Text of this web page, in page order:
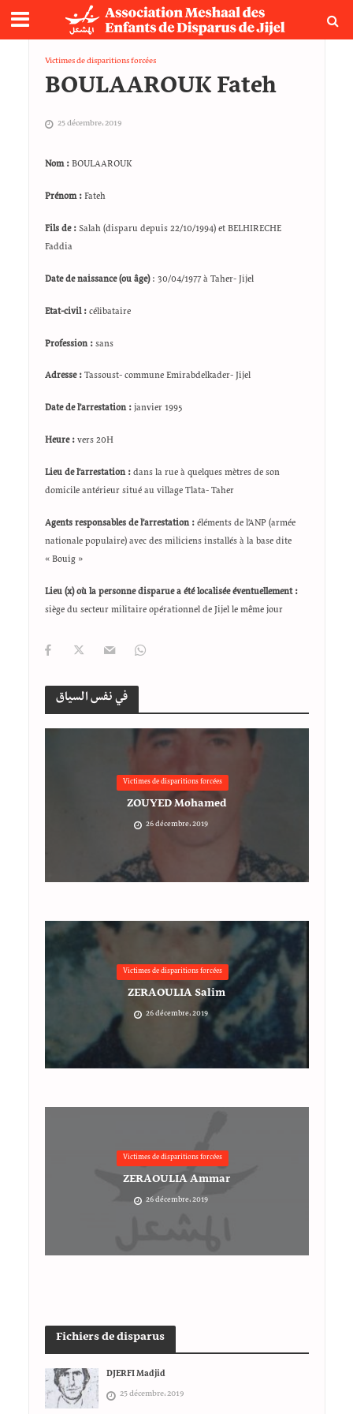
Victimes de disparitions forcées
BOULAAROUK Fateh
25 décembre، 2019
Nom :BOULAAROUK
Prénom : Fateh
Fils de : Salah (disparu depuis 22/10/1994) et BELHIRECHE
Faddia
Date de naissance (ou âge): 30/04/1977 à Taher- Jijel
Etat-civil :célibataire
Profession :sans
Adresse : Tassoust- commune Emirabdelkader- Jijel
Date de l’arrestation :janvier 1995
Heure : vers 20H
Lieu de l’arrestation : dans la rue à quelques mètres de son
domicile antérieur situé au village Tlata- Taher
Agents responsables de l’arrestation :éléments de l’ANP (armée
nationale populaire) avec des miliciens installés à la base dite
« Bouig »
Lieu (x) où la personne disparue a été localisée éventuellement :
siège du secteur militaire opérationnel de Jijel le même jour
في نفس السياق
Victimes de disparitions forcées
ZOUYED Mohamed
26 décembre، 2019
Victimes de disparitions forcées
ZERAOULIA Salim
26 décembre، 2019
Victimes de disparitions forcées
ZERAOULIA Ammar
26 décembre، 2019
Fichiers de disparus
DJERFI Madjid
25 décembre، 2019